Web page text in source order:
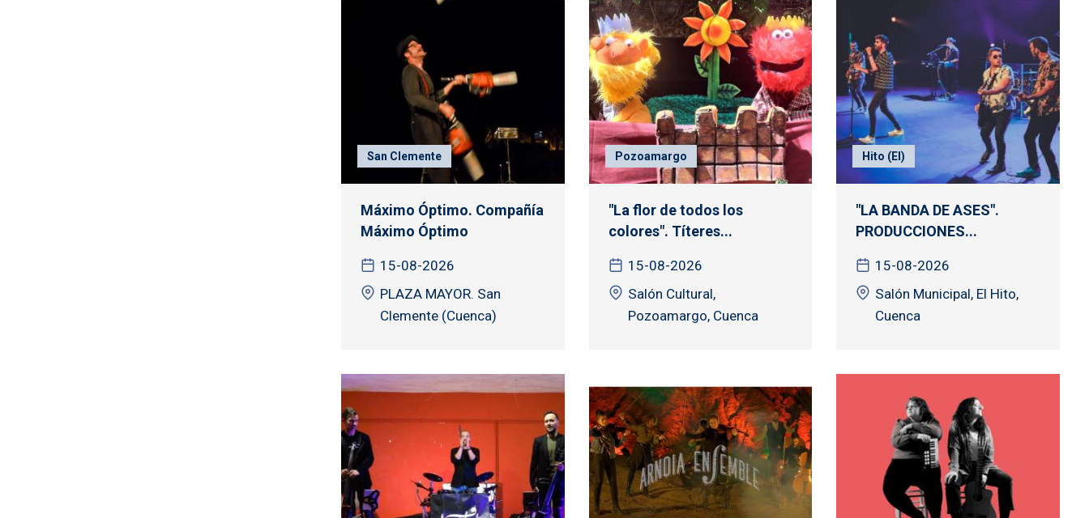
San Clemente
Máximo Óptimo. Compañía
Máximo Óptimo
15-08-2026
PLAZA MAYOR. San
Clemente (Cuenca)
Pozoamargo
"La flor de todos los
colores". Títeres...
15-08-2026
Salón Cultural,
Pozoamargo, Cuenca
Hito (El)
"LA BANDA DE ASES".
PRODUCCIONES...
15-08-2026
Salón Municipal, El Hito,
Cuenca